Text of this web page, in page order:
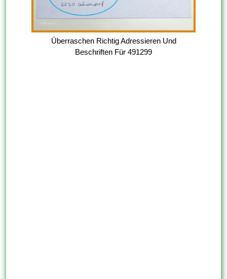
Überraschen Richtig Adressieren Und
Beschriften Für 491299